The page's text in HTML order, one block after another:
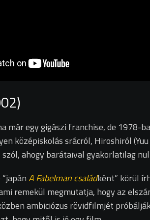
már egy gigászi franchise, de 1978-
középiskolás srácról, Hiroshiról
ahogy barátaival gyakorlatilag
A Fabelman családként” körül
remekül megmutatja, hogy az
ambiciózus rövidfilmjét